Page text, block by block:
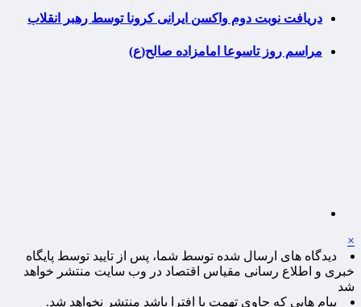
دریافت نوبت دوم واکسن ایرانی کرونا توسط رهبر انقلاب
مراسم روز تاسوعا امامزاده صالح(ع)
×
دیدگاه های ارسال شده توسط شما، پس از تایید توسط پایگاه
خبری و اطلاع رسانی مقیاس اقتصاد در وب سایت منتشر خواهد
شد
پیام هایی که حاوی تهمت یا افترا باشد منتشر نخواهد شد.